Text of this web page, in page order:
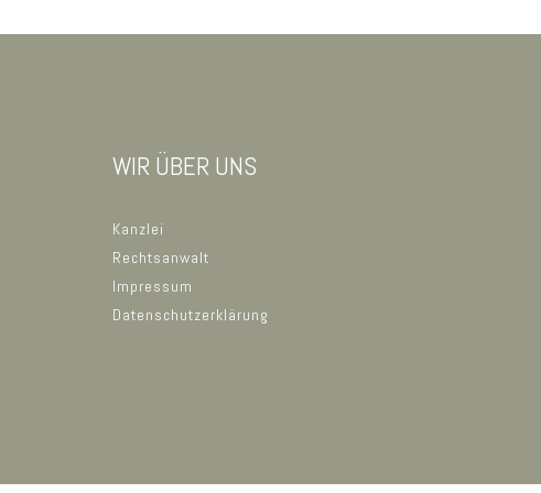
WIR ÜBER UNS
Kanzlei
Rechtsanwalt
Impressum
Datenschutzerklärung